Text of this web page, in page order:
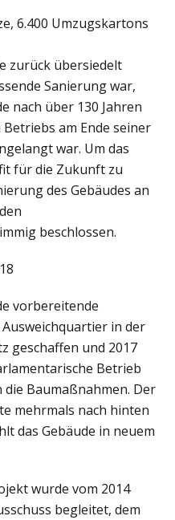
6.400 Umzugskartons
zurück übersiedelt
Sanierung war,
nach über 130 Jahren
am Ende seiner
war. Um das
für die Zukunft zu
des Gebäudes an
beschlossen.
vorbereitende
in der
geschaffen und 2017
Betrieb
die Baumaßnahmen. Der
mehrmals nach hinten
das Gebäude in neuem
wurde vom 2014
begleitet, dem